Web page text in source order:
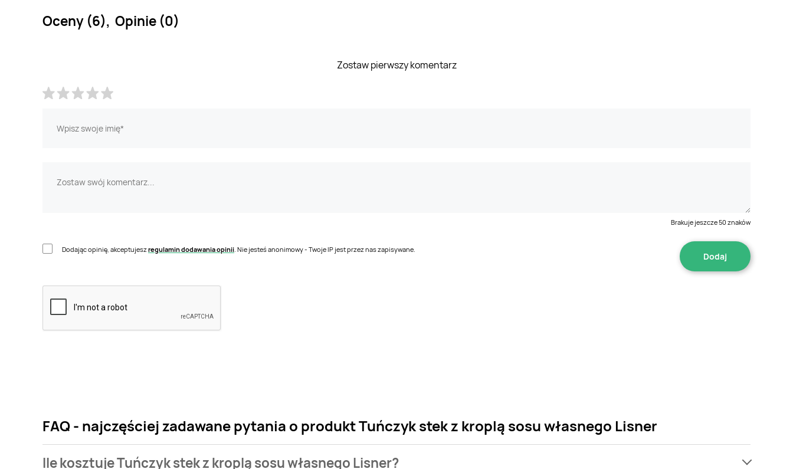
Oceny (6), Opinie (0)
Zostaw pierwszy komentarz
Brakuje jeszcze50 znaków
Dodając opinię, akceptujeszregulamin dodawania opinii . Nie jesteś anonimowy - Twoje IP jest przez nas zapisywane.
FAQ - najczęściej zadawane pytania o produkt Tuńczyk stek z kroplą sosu własnego Lisner
Ile kosztuje Tuńczyk stek z kroplą sosu własnego Lisner?